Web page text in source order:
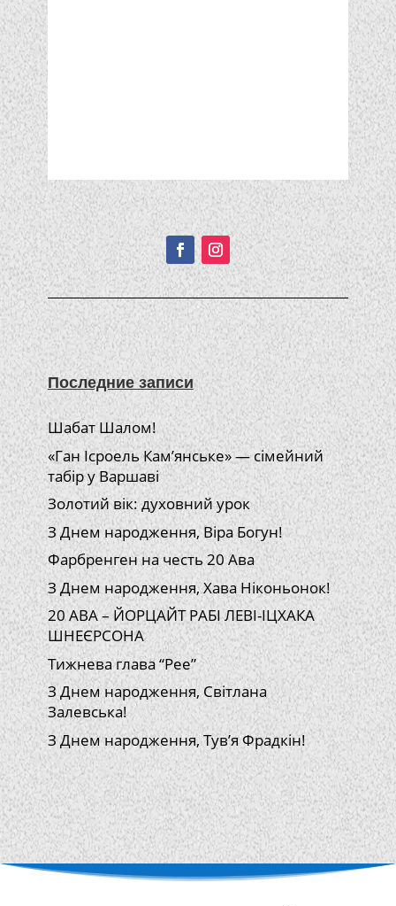
Подписывайтесь!
Последние записи
Шабат Шалом!
«Ган Ісроель Кам’янське» — сімейний
табір у Варшаві
Золотий вік: духовний урок
З Днем народження, Віра Богун!
Фарбренген на честь 20 Ава
З Днем народження, Хава Ніконьонок!
20 АВА – ЙОРЦАЙТ РАБІ ЛЕВІ-ІЦХАКА
ШНЕЄРСОНА
Тижнева глава “Рее”
З Днем народження, Світлана
Залевська!
З Днем народження, Тув’я Фрадкін!